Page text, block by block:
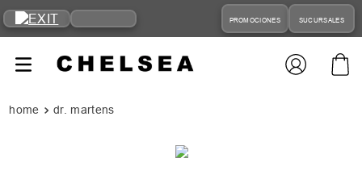
PROMOCIONES SUCURSALES
dr. martens